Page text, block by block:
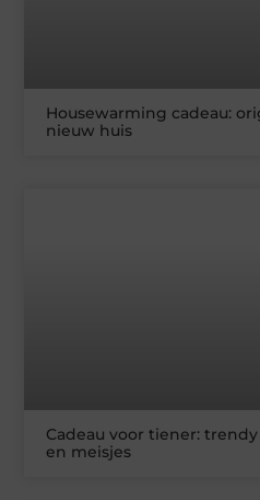
Housewarming cadeau:
nieuw huis
Cadeau voor tiener:
en meisjes